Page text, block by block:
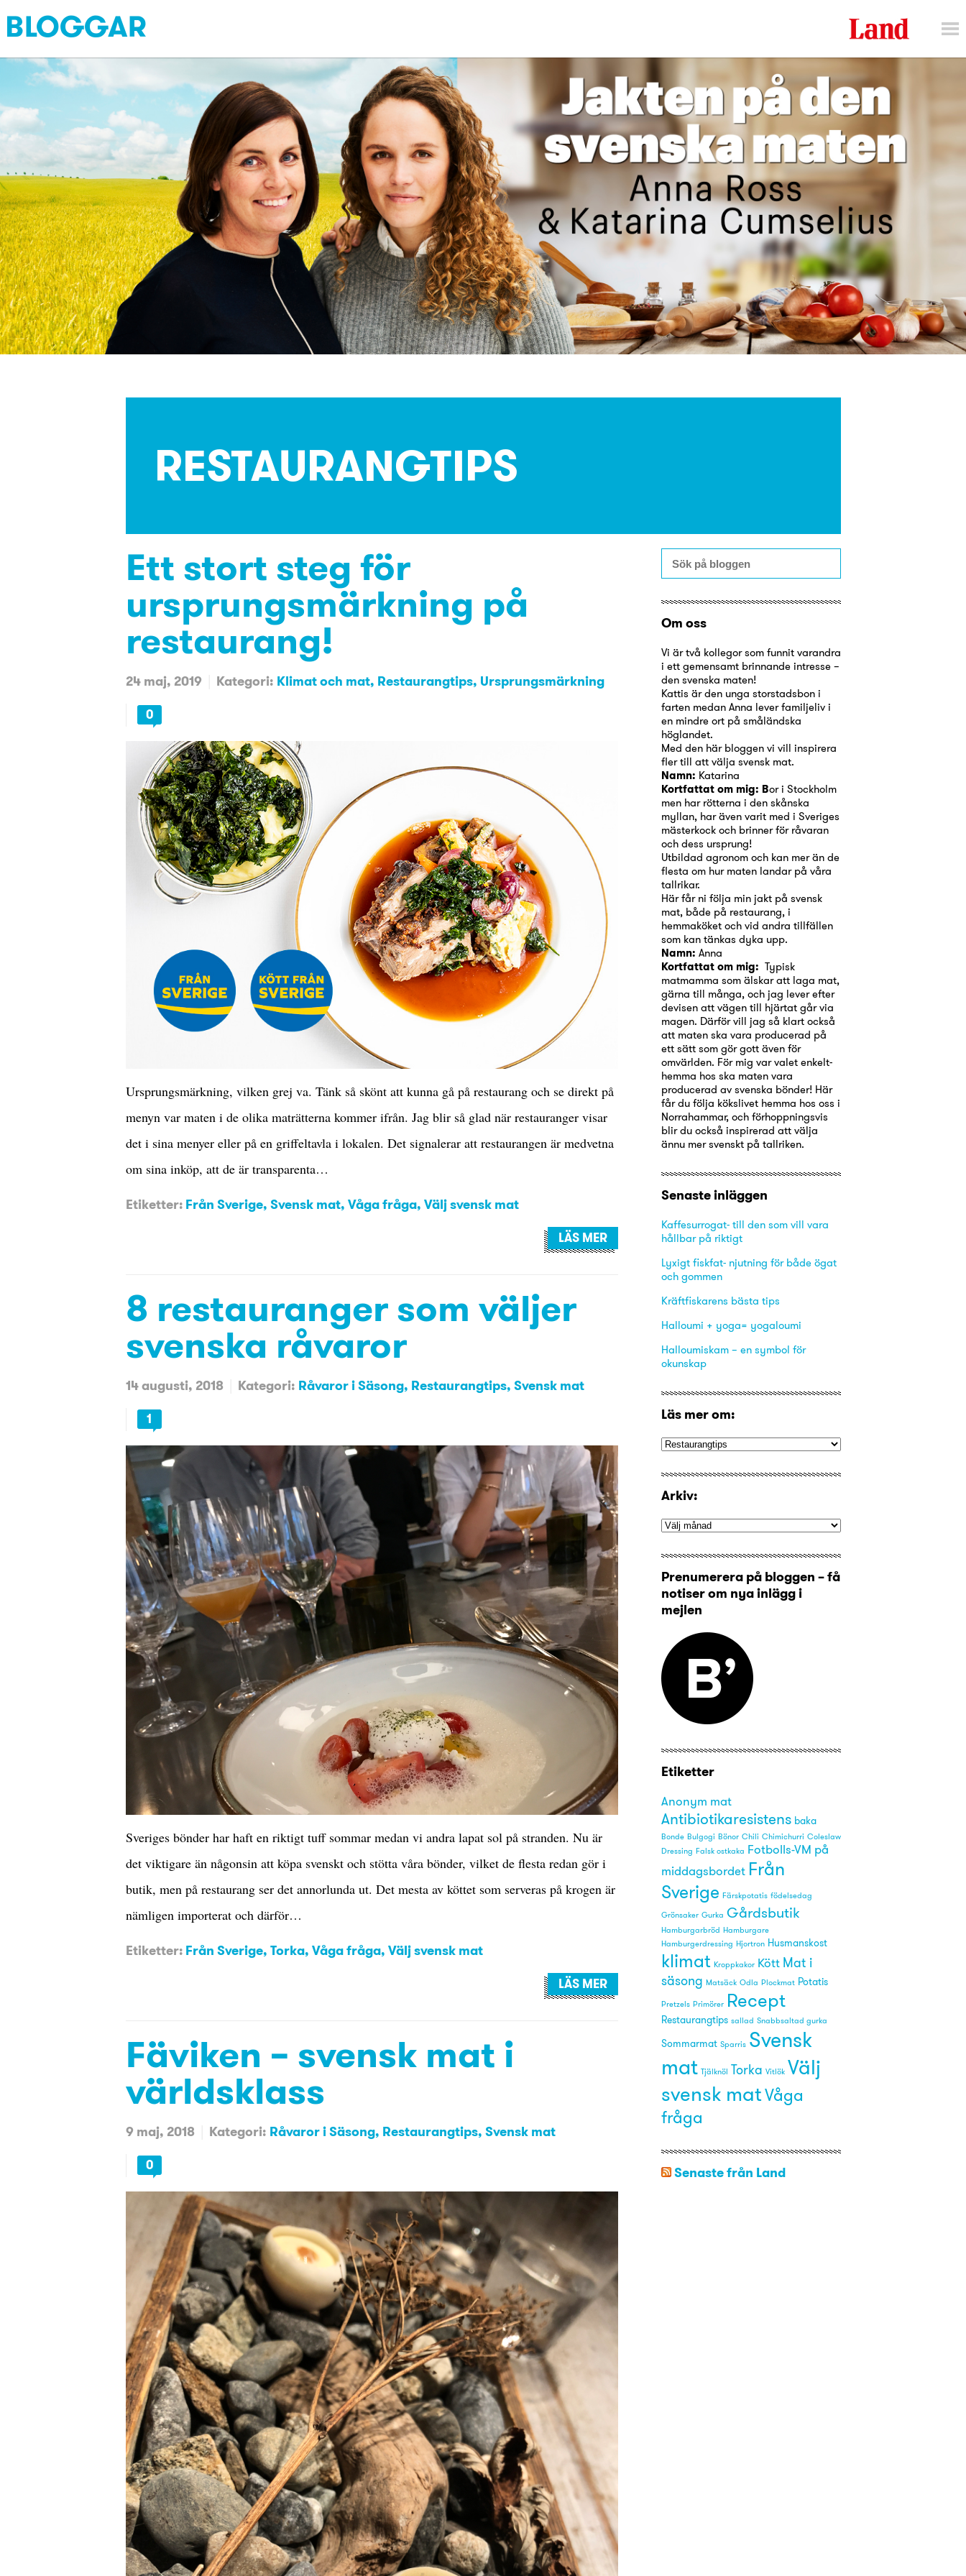
RESTAURANGTIPS
Ett stort steg för
ursprungsmärkning på
restaurang!
24 maj, 2019 Kategori: Klimat och mat Restaurangtips Ursprungsmärkning
0
Ursprungsmärkning, vilken grej va. Tänk så skönt att kunna gå på restaurang och se direkt på
menyn var maten i de olika maträtterna kommer ifrån. Jag blir så glad när restauranger visar
det i sina menyer eller på en griffeltavla i lokalen. Det signalerar att restaurangen är medvetna
om sina inköp, att de är transparenta…
Etiketter: Från Sverige, Svensk mat, Våga fråga, Välj svensk mat
LÄS MER
8 restauranger som väljer
svenska råvaror
14 augusti, 2018 Kategori: Råvaror i Säsong Restaurangtips Svensk mat
1
Sveriges bönder har haft en riktigt tuff sommar medan vi andra lapat sol på stranden. Nu är
det viktigare än någonsin att köpa svenskt och stötta våra bönder, vilket de flesta redan gör i
butik, men på restaurang ser det annorlunda ut. Det mesta av köttet som serveras på krogen är
nämligen importerat och därför…
Etiketter: Från Sverige, Torka, Våga fråga, Välj svensk mat
LÄS MER
Fäviken – svensk mat i
världsklass
9 maj, 2018 Kategori: Råvaror i Säsong Restaurangtips Svensk mat
0
Om oss
Vi är två kollegor som funnit varandra
i ett gemensamt brinnande intresse –
den svenska maten!
Kattis är den unga storstadsbon i
farten medan Anna lever familjeliv i
en mindre ort på småländska
höglandet.
Med den här bloggen vi vill inspirera
fler till att välja svensk mat.
Namn: Katarina
Kortfattat om mig: Bor i Stockholm
men har rötterna i den skånska
myllan, har även varit med i Sveriges
mästerkock och brinner för råvaran
och dess ursprung!
Utbildad agronom och kan mer än de
flesta om hur maten landar på våra
tallrikar.
Här får ni följa min jakt på svensk
mat, både på restaurang, i
hemmaköket och vid andra tillfällen
som kan tänkas dyka upp.
Namn: Anna
Kortfattat om mig: Typisk
matmamma som älskar att laga mat,
gärna till många, och jag lever efter
devisen att vägen till hjärtat går via
magen. Därför vill jag så klart också
att maten ska vara producerad på
ett sätt som gör gott även för
omvärlden. För mig var valet enkelt-
hemma hos ska maten vara
producerad av svenska bönder! Här
får du följa kökslivet hemma hos oss i
Norrahammar, och förhoppningsvis
blir du också inspirerad att välja
ännu mer svenskt på tallriken.
Senaste inläggen
Kaffesurrogat- till den som vill vara
hållbar på riktigt
Lyxigt fiskfat- njutning för både ögat
och gommen
Kräftfiskarens bästa tips
Halloumi + yoga= yogaloumi
Halloumiskam – en symbol för
okunskap
Läs mer om:
Arkiv:
Prenumerera på bloggen – få
notiser om nya inlägg i
mejlen
Etiketter
Anonym mat
Antibiotikaresistens baka
Bonde Bulgogi Bönor Chili Chimichurri Coleslaw
Dressing Falsk ostkaka Fotbolls-VM på
middagsbordet Från
Sverige Färskpotatis födelsedag
Grönsaker Gurka Gårdsbutik
Hamburgarbröd Hamburgare
Hamburgerdressing Hjortron Husmanskost
klimat Kroppkakor Kött Mat i
säsong Matsäck Odla Plockmat Potatis
Pretzels Primörer Recept
Restaurangtips sallad Snabbsaltad gurka
Sommarmat Sparris Svensk
mat Tjälknöl Torka Vitlök Välj
svensk matVåga
fråga
Senaste från Land